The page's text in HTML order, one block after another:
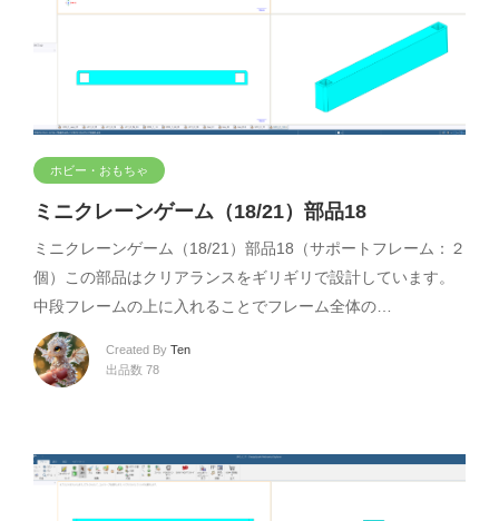
ホビー・おもちゃ
ミニクレーンゲーム（18/21）部品18
ミニクレーンゲーム（18/21）部品18（サポートフレーム：２
個）この部品はクリアランスをギリギリで設計しています。
中段フレームの上に入れることでフレーム全体の…
Created By Ten
出品数 78